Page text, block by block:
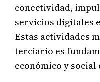
conectividad,
servicios digitales
Estas actividades
terciario es
económico y social